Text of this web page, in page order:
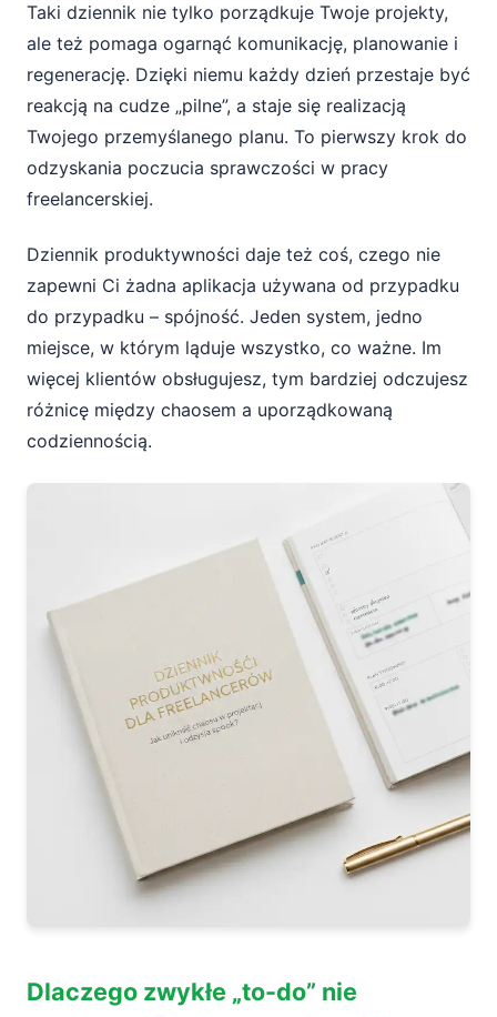
Taki dziennik nie tylko porządkuje Twoje projekty,
ale też pomaga ogarnąć komunikację, planowanie i
regenerację. Dzięki niemu każdy dzień przestaje być
reakcją na cudze „pilne”, a staje się realizacją
Twojego przemyślanego planu. To pierwszy krok do
odzyskania poczucia sprawczości w pracy
freelancerskiej.
Dziennik produktywności daje też coś, czego nie
zapewni Ci żadna aplikacja używana od przypadku
do przypadku – spójność. Jeden system, jedno
miejsce, w którym ląduje wszystko, co ważne. Im
więcej klientów obsługujesz, tym bardziej odczujesz
różnicę między chaosem a uporządkowaną
codziennością.
Dlaczego zwykłe „to-do” nie